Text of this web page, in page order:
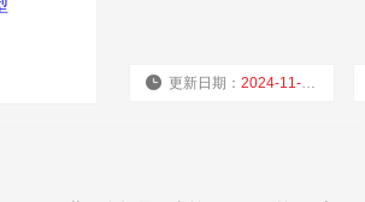
更新日期：2024-11-21